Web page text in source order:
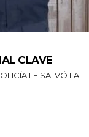
CLAVE
LE SALVÓ LA